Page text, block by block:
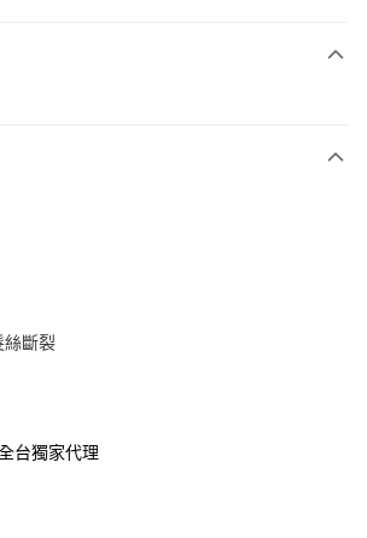
到商品之後才付款」的支付方式。 讓您購物簡單
絲斷裂
台獨家代理